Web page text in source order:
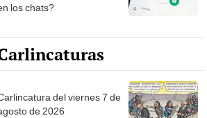
los chats?
del viernes 7 de
de 2026